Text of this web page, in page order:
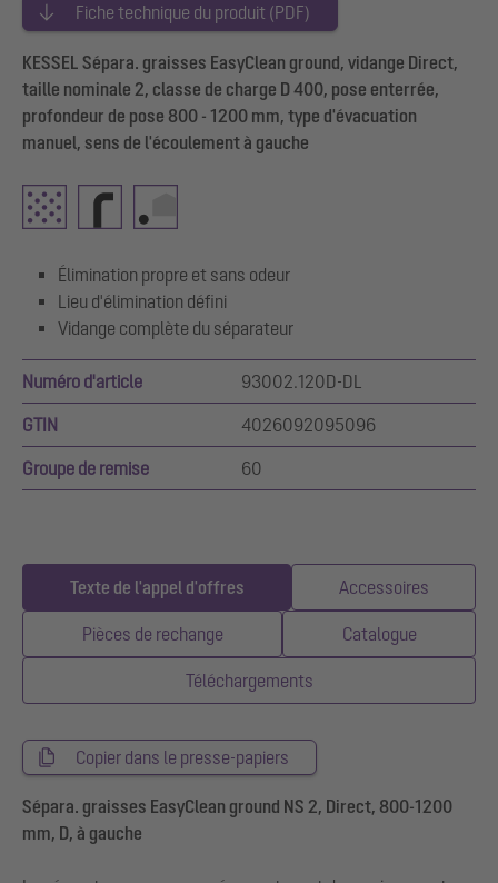
Fiche technique du produit (PDF)
KESSEL Sépara. graisses EasyClean ground, vidange Direct,
taille nominale 2, classe de charge D 400, pose enterrée,
profondeur de pose 800 - 1200 mm, type d'évacuation
manuel, sens de l'écoulement à gauche
Élimination propre et sans odeur
Lieu d'élimination défini
Vidange complète du séparateur
Numéro d'article 93002.120D-DL
GTIN 4026092095096
Groupe de remise 60
Texte de l'appel d'offres Accessoires
Pièces de rechange Catalogue
Téléchargements
Copier dans le presse-papiers
Sépara. graisses EasyClean ground NS 2, Direct, 800-1200
mm, D, à gauche